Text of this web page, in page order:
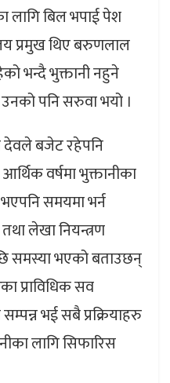
लागि बिल भपाई पेश
प्रमुख थिए बरुणलाल
भन्दै भुक्तानी नहुने
पनि सरुवा भयो ।
देवले बजेट रहेपनि
वर्षमा भुक्तानीका
समयमा भर्न
लेखा नियन्त्रण
समस्या भएको बताउछन्
प्राविधिक सव
भई सबै प्रक्रियाहरु
लागि सिफारिस